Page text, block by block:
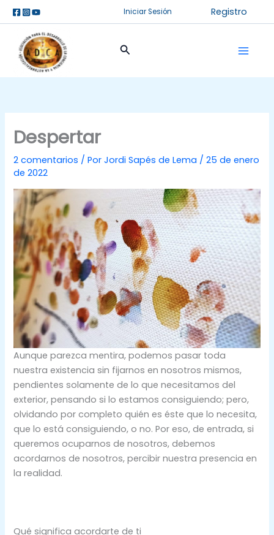
al
contenido
Iniciar Sesión Registro
Buscar
Despertar
2 comentarios / PorJordi Sapés de Lema /25 de enero
de 2022
Aunque parezca mentira, podemos pasar toda
nuestra existencia sin fijarnos en nosotros mismos,
pendientes solamente de lo que necesitamos del
exterior, pensando si lo estamos consiguiendo; pero,
olvidando por completo quién es éste que lo necesita,
que lo está consiguiendo, o no. Por eso, de entrada, si
queremos ocuparnos de nosotros, debemos
acordarnos de nosotros, percibir nuestra presencia en
la realidad.
Qué significa acordarte de ti